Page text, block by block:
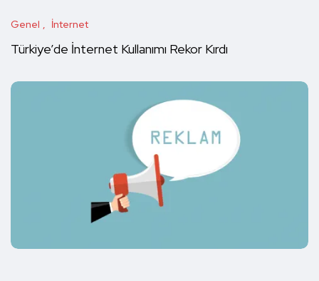
Genel İnternet
Türkiye’de İnternet Kullanımı Rekor Kırdı